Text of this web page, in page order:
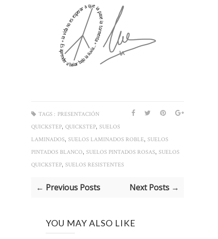
TAGS : PRESENTACIÓN
QUICKSTEP, QUICKSTEP, SUELOS
LAMINADOS, SUELOS LAMINADOS ROBLE, SUELOS
PINTADOS BLANCO, SUELOS PINTADOS ROSAS, SUELOS
QUICKSTEP, SUELOS RESISTENTES
← Previous Posts Next Posts →
YOU MAY ALSO LIKE